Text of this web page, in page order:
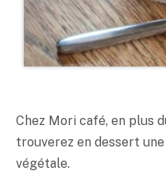
Chez Mori café, en plus
trouverez en dessert
végétale.